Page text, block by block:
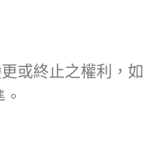
或終止之權利，如
。